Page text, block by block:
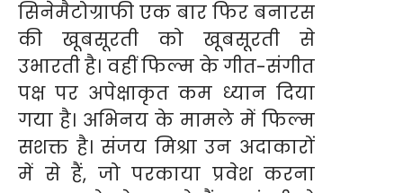
सिनेमैटोग्राफी एक बार फिर बनारस
की खूबसूरती को खूबसूरती से
उभारती है। वहीं फिल्म के गीत-संगीत
पक्ष पर अपेक्षाकृत कम ध्यान दिया
गया है। अभिनय के मामले में फिल्म
सशक्त है। संजय मिश्रा उन अदाकारों
में से हैं, जो परकाया प्रवेश करना